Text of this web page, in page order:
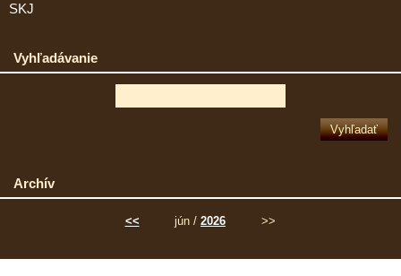
SKJ
Vyhľadávanie
Archív
<< jún / 2026 >>